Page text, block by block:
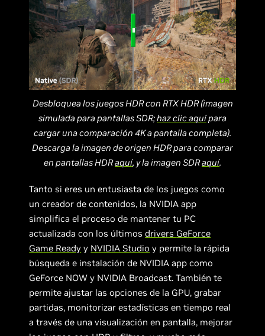
Desbloquea los juegos HDR con RTX HDR (imagen
simulada para pantallas SDR;haz clic aquípara
cargar una comparación 4K a pantalla completa).
Descarga la imagen de origen HDR para comparar
en pantallas HDRaquí, y la imagen SDRaquí.
Tanto si eres un entusiasta de los juegos como
un creador de contenidos, la NVIDIA app
simplifica el proceso de mantener tu PC
actualizada con los últimosdrivers GeForce
Game Ready y NVIDIA Studio y permite la rápida
búsqueda e instalación de NVIDIA app como
GeForce NOW y NVIDIA Broadcast. También te
permite ajustar las opciones de la GPU, grabar
partidas, monitorizar estadísticas en tiempo real
a través de una visualización en pantalla, mejorar